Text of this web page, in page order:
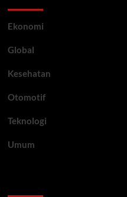
Ekonomi
Global
Kesehatan
Otomotif
Teknologi
Umum